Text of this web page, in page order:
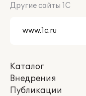
Другие сайты 1С
Каталог
Внедрения
Публикации